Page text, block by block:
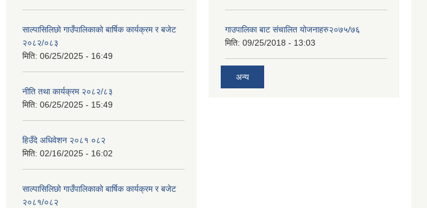
साल्पासिलिछो गाउँपालिकाको बार्षिक कार्यक्रम र बजेट
२०८२/०८३
मिति: 06/25/2025 - 16:49
नीति तथा कार्यक्रम २०८२/८३
मिति: 06/25/2025 - 15:49
हिउँदे अधिवेशन २०८१ ०८२
मिति: 02/16/2025 - 16:02
साल्पासिलिछो गाउँपालिकाको बार्षिक कार्यक्रम र बजेट
२०८१/०८२
गाउपालिका बाट संचालित योजनाहरु२०७५/७६
मिति: 09/25/2018 - 13:03
अन्य